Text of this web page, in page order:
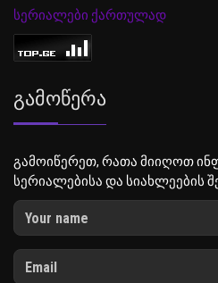
სერიალები ქართულად
Გამოწერა
გამოიწერეთ, რათა მიიღოთ
სერიალებისა და სიახლეების